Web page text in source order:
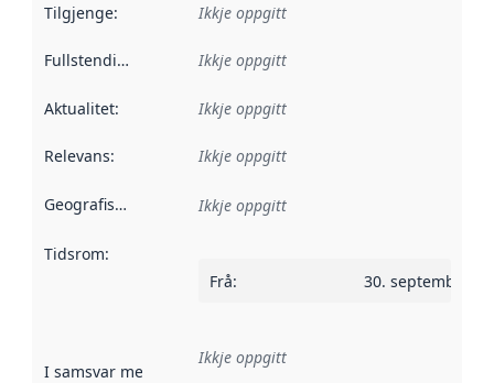
Tilgjenge: Ikkje oppgitt
Fullstendigheit Ikkje oppgitt
Aktualitet: Ikkje oppgitt
Relevans: Ikkje oppgitt
Geografisk område Ikkje oppgitt
Tidsrom:
Frå: 30. september
I samsvar med Referanse til ei implementeringsregel eller
Ikkje oppgitt